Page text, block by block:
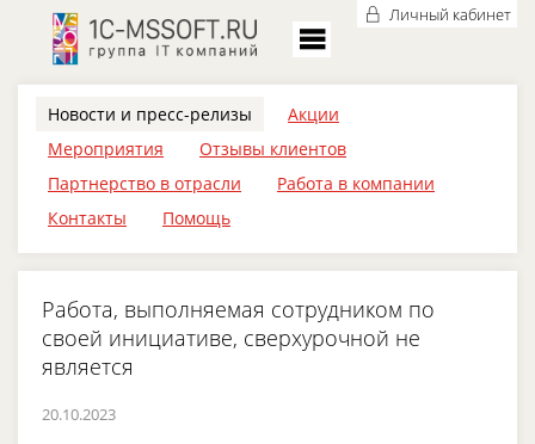
Личный кабинет
Новости и пресс-релизы
Акции
Мероприятия
Отзывы клиентов
Партнерство в отрасли
Работа в компании
Контакты
Помощь
Работа, выполняемая сотрудником по
своей инициативе, сверхурочной не
является
20.10.2023